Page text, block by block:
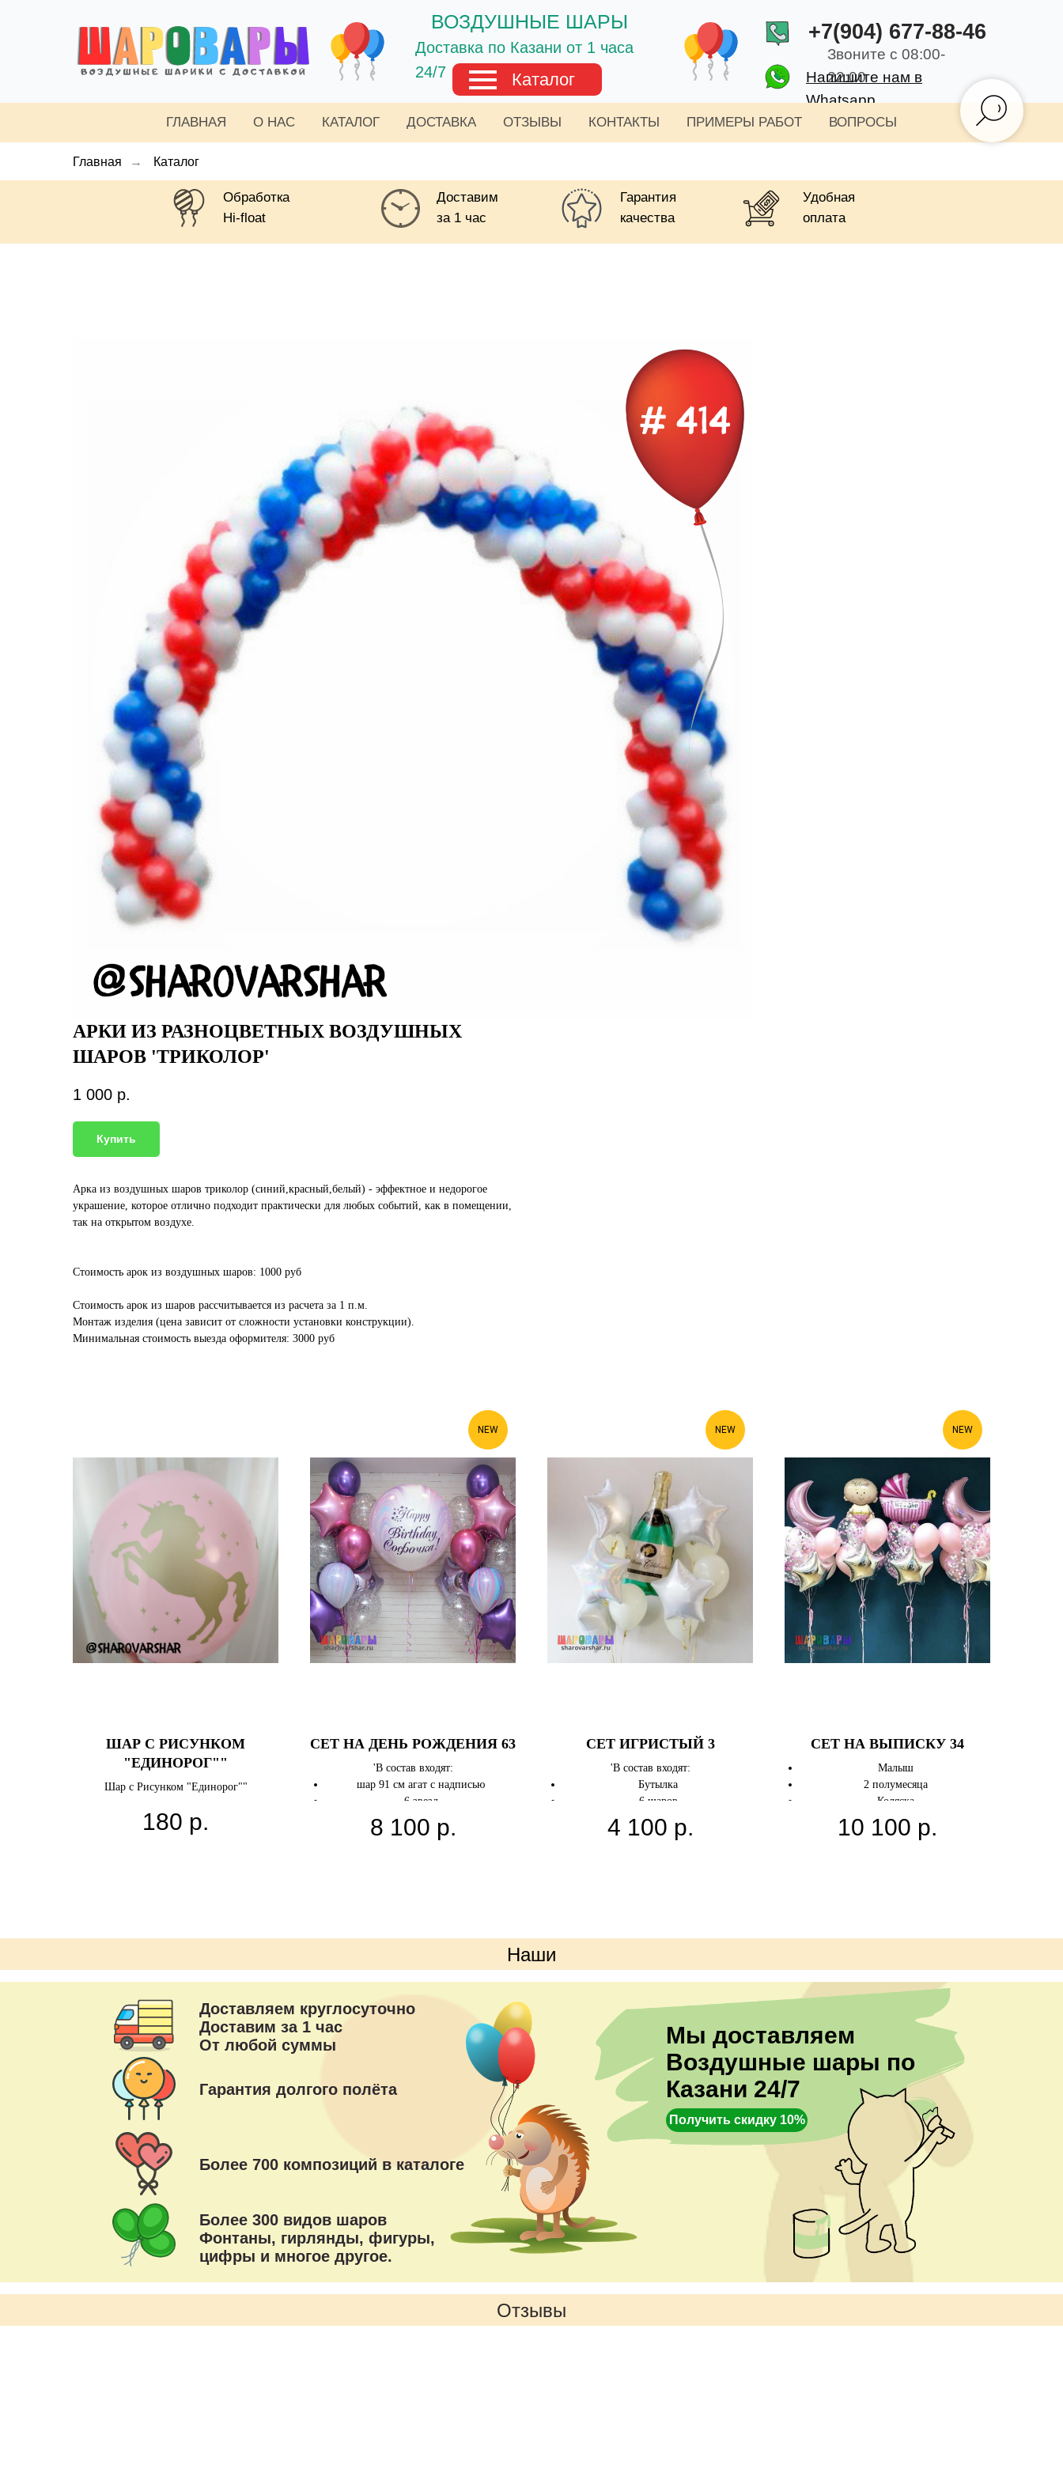
+7(904) 677-88-46
ВОЗДУШНЫЕ ШАРЫ
Доставка по Казани от 1 часа
24/7
Звоните с 08:00-
22:00
Напишите нам в
Whatsapp
Каталог
ГЛАВНАЯ О НАС КАТАЛОГ ДОСТАВКА ОТЗЫВЫ КОНТАКТЫ ПРИМЕРЫ РАБОТ ВОПРОСЫ
Главная → Каталог
Обработка
Hi-float
Доставим
за 1 час
Гарантия
качества
Удобная
оплата
АРКИ ИЗ РАЗНОЦВЕТНЫХ ВОЗДУШНЫХ
ШАРОВ 'ТРИКОЛОР'
1 000 р.
Купить
Арка из воздушных шаров триколор (синий,красный,белый) - эффектное и недорогое
украшение, которое отлично подходит практически для любых событий, как в помещении,
так на открытом воздухе.
Стоимость арок из воздушных шаров: 1000 руб
Стоимость арок из шаров рассчитывается из расчета за 1 п.м.
Монтаж изделия (цена зависит от сложности установки конструкции).
Минимальная стоимость выезда оформителя: 3000 руб
ШАР С РИСУНКОМ
"ЕДИНОРОГ""
Шар с Рисунком "Единорог""
180 р.
NEW
СЕТ НА ДЕНЬ РОЖДЕНИЯ 63
'В состав входят:
шар 91 см агат с надписью
6 звезд
8 латексных шаров Хром
6 шаров с конфетти
8 100 р.
NEW
СЕТ ИГРИСТЫЙ 3
'В состав входят:
Бутылка
6 шаров
6 звезд
4 100 р.
NEW
СЕТ НА ВЫПИСКУ 34
Малыш
2 полумесяца
Коляска
4 звезды
8 шаров с конфетти
10 100 р.
Наши
преимущества
Мы доставляем
Воздушные шары по
Казани 24/7
Получить скидку 10%
Доставляем круглосуточно
Доставим за 1 час
От любой суммы
Гарантия долгого полёта
Более 700 композиций в каталоге
Более 300 видов шаров
Фонтаны, гирлянды, фигуры,
цифры и многое другое.
Отзывы